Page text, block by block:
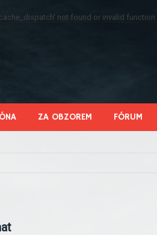
not found or invalid function
ZA OBZOREM FÓRUM